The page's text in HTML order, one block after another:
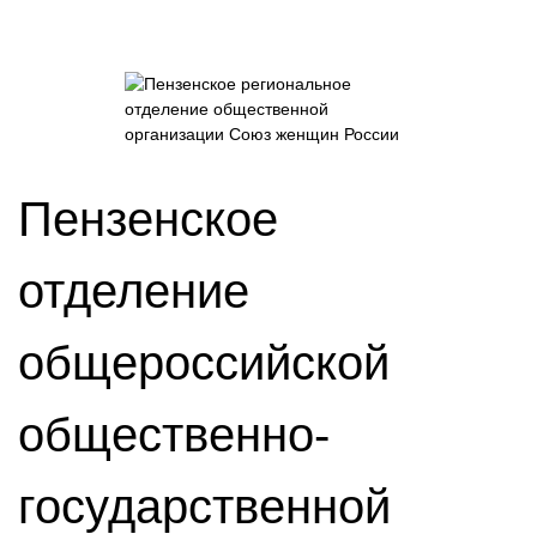
Пензенское
отделение
общероссийской
общественно-
государственной